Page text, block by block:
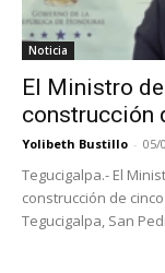
Noticia
El Ministro
construcción
Yolibeth Bustillo - 05/
Tegucigalpa.- El
construcción de
Tegucigalpa, San